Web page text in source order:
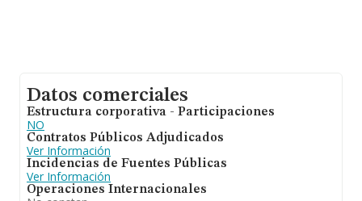
Datos comerciales
Estructura corporativa - Participaciones
NO
Contratos Públicos Adjudicados
Ver Información
Incidencias de Fuentes Públicas
Ver Información
Operaciones Internacionales